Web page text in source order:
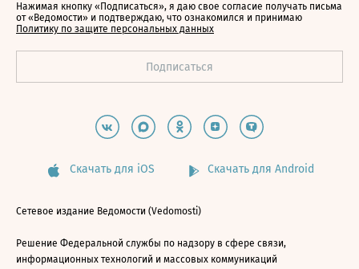
Нажимая кнопку «Подписаться», я даю свое согласие получать письма
от «Ведомости» и подтверждаю, что ознакомился и принимаю
Политику по защите персональных данных
Скачать для iOS Скачать для Android
Сетевое издание Ведомости (Vedomosti)
Решение Федеральной службы по надзору в сфере связи,
информационных технологий и массовых коммуникаций